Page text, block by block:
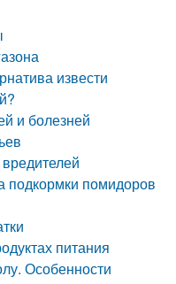
извести
и болезней
помидоров
питания
Особенности